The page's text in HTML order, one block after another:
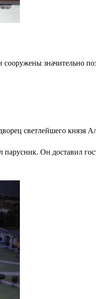
значительно
светлейшего князя
Он доставил